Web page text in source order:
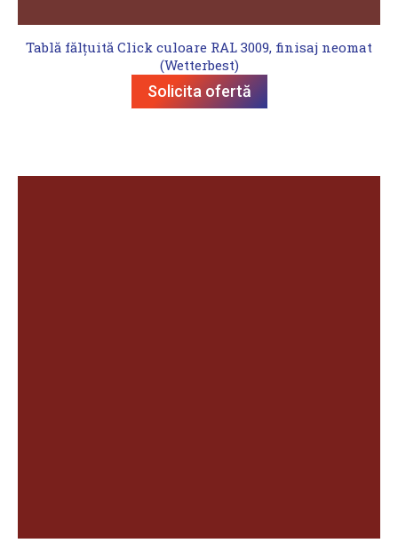
Tablă fălțuită Click culoare RAL 3009, finisaj neomat
(Wetterbest)
Solicita ofertă